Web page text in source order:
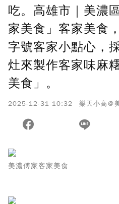
吃。高雄市｜美濃
家美食」客家美食
字號客家小點心，
灶來製作客家味麻
美食」。
2025-12-31 10:32 樂天小高＠
美濃傅家客家美食